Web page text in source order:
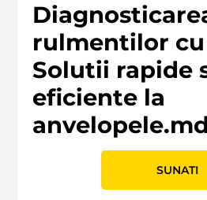
rulmentilor cu
Solutii rapide
eficiente la
anvelopele.md
SUNATI